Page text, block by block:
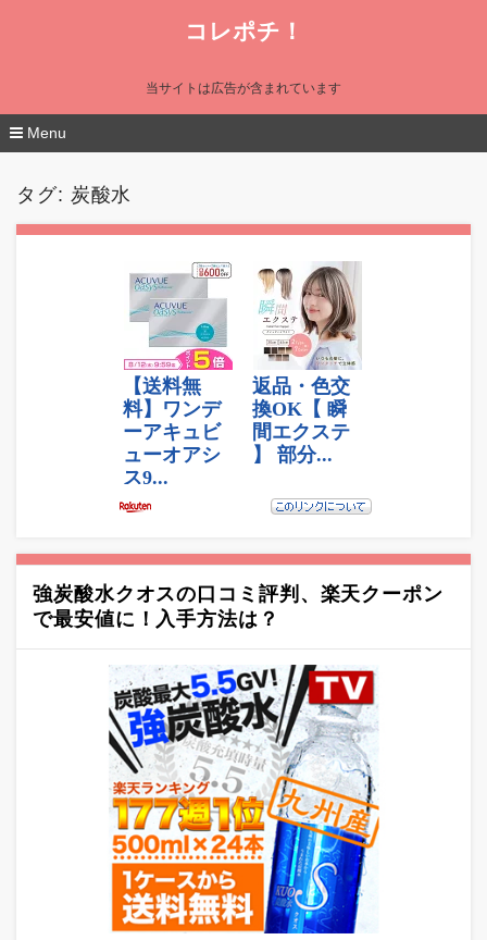
コレポチ！
当サイトは広告が含まれています
Menu
タグ: 炭酸水
強炭酸水クオスの口コミ評判、楽天クーポン
で最安値に！入手方法は？